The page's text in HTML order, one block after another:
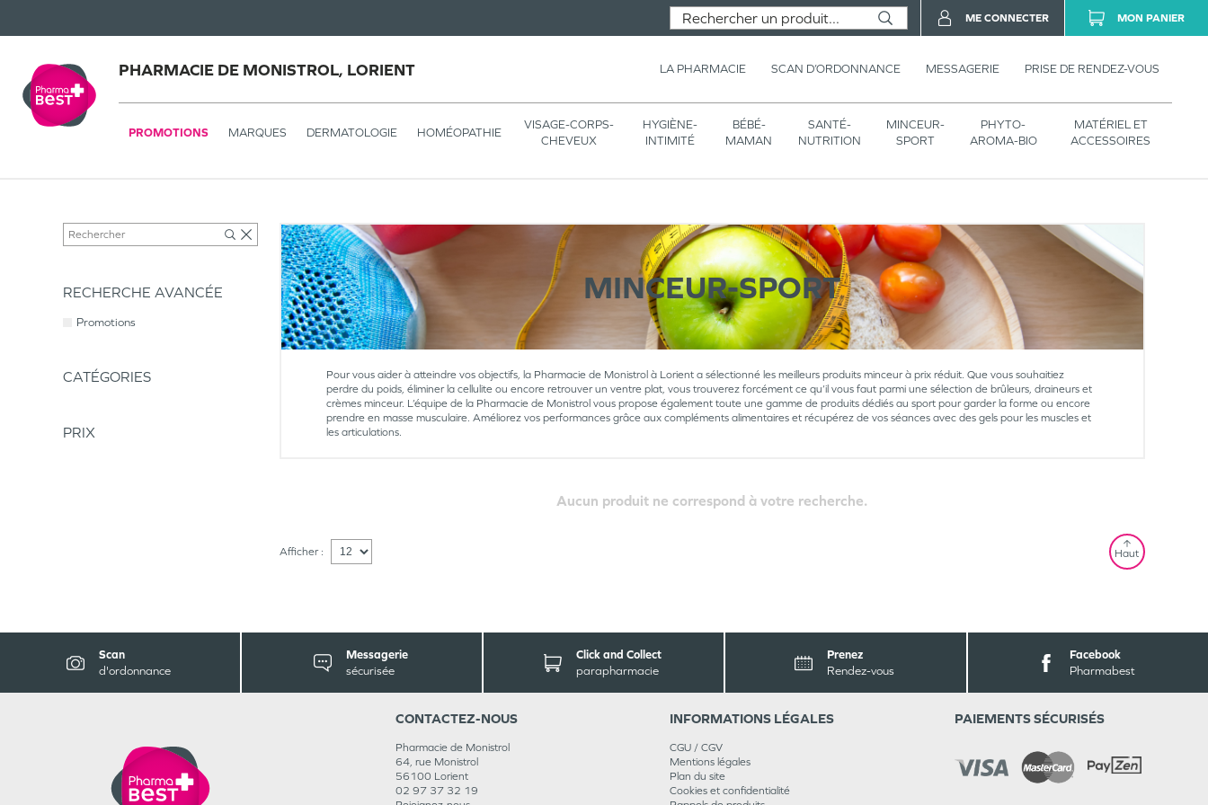
PHARMACIE DE MONISTROL, LORIENT LA PHARMACIE SCAN D’ORDONNANCE MESSAGERIE PRISE DE RENDEZ-VOUS
PROMOTIONS MARQUES DERMATOLOGIE HOMÉOPATHIE
VISAGE-CORPS-
CHEVEUX
HYGIÈNE-
INTIMITÉ
BÉBÉ-
MAMAN
SANTÉ-
NUTRITION
MINCEUR-
SPORT
PHYTO-
AROMA-BIO
MATÉRIEL ET
ACCESSOIRES
ME CONNECTER MON PANIER
RECHERCHE AVANCÉE
Promotions
CATÉGORIES
PRIX
MINCEUR-SPORT
Pour vous aider à atteindre vos objectifs, la Pharmacie de Monistrol à Lorient a sélectionné les meilleurs produits minceur à prix réduit. Que vous souhaitiez
perdre du poids, éliminer la cellulite ou encore retrouver un ventre plat, vous trouverez forcément ce qu’il vous faut parmi une sélection de brûleurs, draineurs et
crèmes minceur. L’équipe de la Pharmacie de Monistrol vous propose également toute une gamme de produits dédiés au sport pour garder la forme ou encore
prendre en masse musculaire. Améliorez vos performances grâce aux compléments alimentaires et récupérez de vos séances avec des gels pour les muscles et
les articulations.
Aucun produit ne correspond à votre recherche.
Afficher : Haut
Scan
d'ordonnance
Messagerie
sécurisée
Click and Collect
parapharmacie
Prenez
Rendez-vous
Facebook
Pharmabest
CONTACTEZ-NOUS
Pharmacie de Monistrol
64, rue Monistrol
56100 Lorient
02 97 37 32 19
INFORMATIONS LÉGALES
CGU / CGV
Mentions légales
Plan du site
Cookies et confidentialité
PAIEMENTS SÉCURISÉS